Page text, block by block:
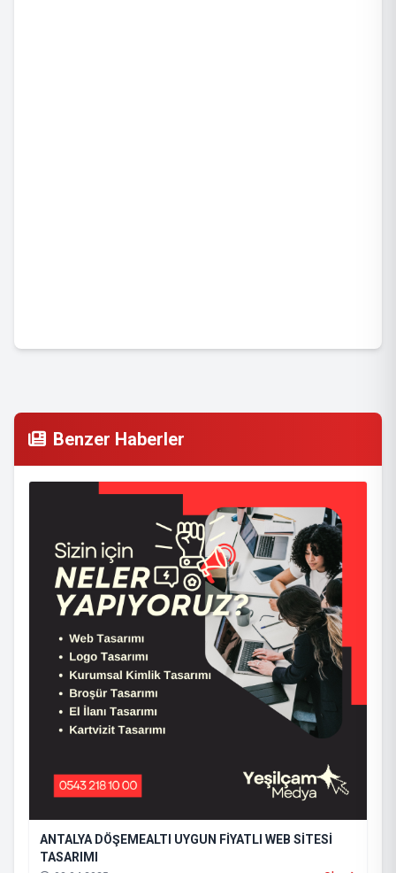
Benzer Haberler
ANTALYA DÖŞEMEALTI UYGUN FİYATLI WEB SİTESİ
TASARIMI